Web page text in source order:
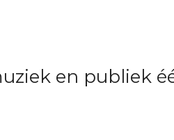
en publiek